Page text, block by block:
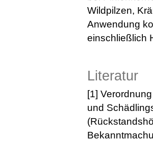
Wildpilzen,
Anwendung
einschließlich
Literatur
[1]
und